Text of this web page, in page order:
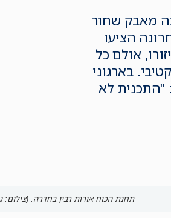
מאבק שחור
הציעו
אולם כל
בארגוני
"התכנית לא
תחנת הכוח אורות רבין בחדרה. (צילום: